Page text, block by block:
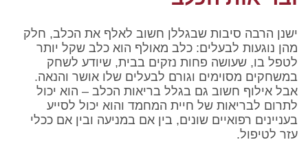
ישנן הרבה סיבות שבגללן חשוב לאלף את הכלב, חלק
מהן נוגעות לבעלים: כלב מאולף הוא כלב שקל יותר
לטפל בו, שעושה פחות נזקים בבית, שיודע לשחק
במשחקים מסוימים וגורם לבעלים שלו אושר והנאה.
אבל אילוף חשוב גם בגלל בריאות הכלב – הוא יכול
לתרום לבריאות של חיית המחמד והוא יכול לסייע
בעניינים רפואיים שונים, בין אם במניעה ובין אם ככלי
עזר לטיפול.